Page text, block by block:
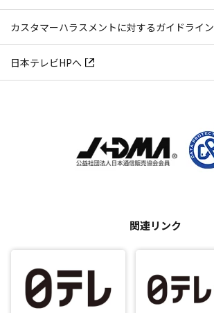
カスタマーハラスメントに対するガイドライン
日本テレビHPへ
関連リンク